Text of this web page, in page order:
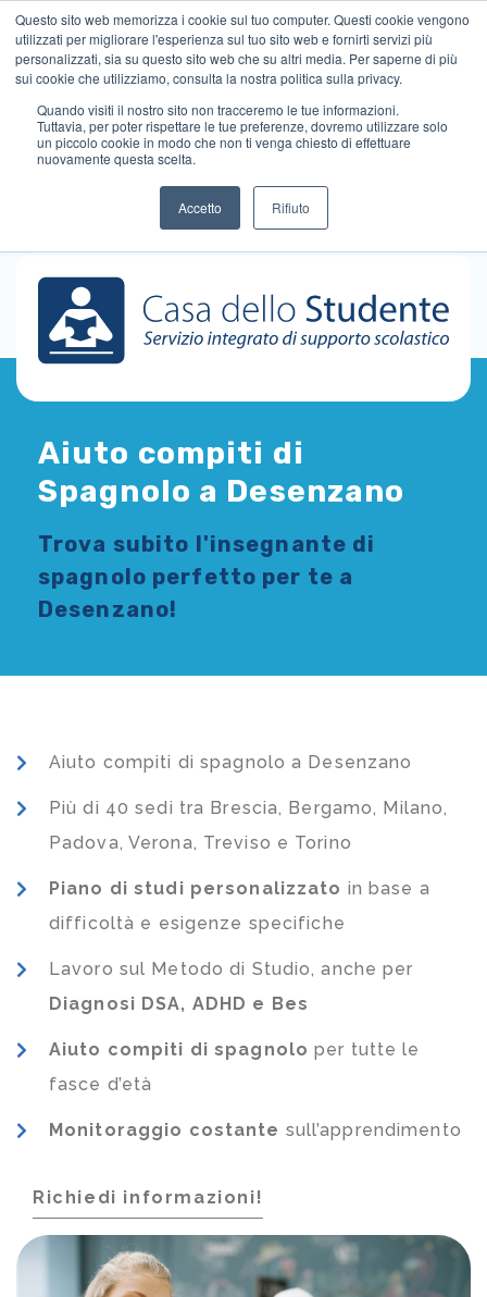
Questo sito web memorizza i cookie sul tuo computer. Questi cookie vengono
utilizzati per migliorare l'esperienza sul tuo sito web e fornirti servizi più
personalizzati, sia su questo sito web che su altri media. Per saperne di più
sui cookie che utilizziamo, consulta la nostra politica sulla privacy.
Quando visiti il ​​nostro sito non tracceremo le tue informazioni.
Tuttavia, per poter rispettare le tue preferenze, dovremo utilizzare solo
un piccolo cookie in modo che non ti venga chiesto di effettuare
nuovamente questa scelta.
Accetto Rifiuto
Aiuto compiti di
Spagnolo a Desenzano
Trova subito l'insegnante di
spagnolo perfetto per te a
Desenzano!
Aiuto compiti di spagnolo a Desenzano
Più di 40 sedi tra Brescia, Bergamo, Milano,
Padova, Verona, Treviso e Torino
Piano di studi personalizzato in base a
difficoltà e esigenze specifiche
Lavoro sul Metodo di Studio, anche per
Diagnosi DSA, ADHD e Bes
Aiuto compiti di spagnolo per tutte le
fasce d’età
Monitoraggio costante sull’apprendimento
Richiedi informazioni!